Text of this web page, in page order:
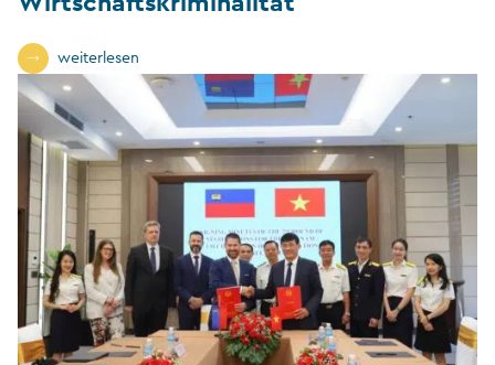
weiterlesen